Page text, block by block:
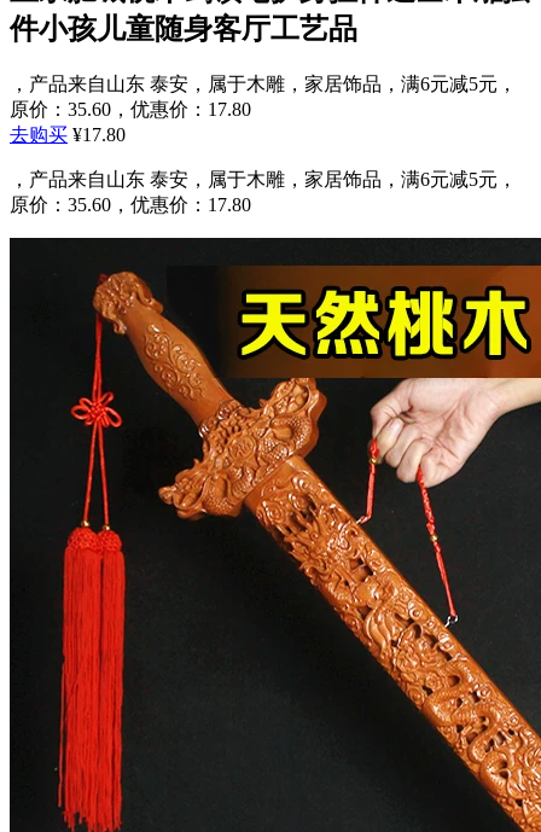
件小孩儿童随身客厅工艺品
，产品来自山东 泰安，属于木雕，家居饰品，满6元减5元，
原价：35.60，优惠价：17.80
去购买 ¥17.80
，产品来自山东 泰安，属于木雕，家居饰品，满6元减5元，
原价：35.60，优惠价：17.80